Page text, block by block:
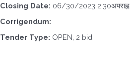
Closing Date: 06/30/2023 2:30अपराह्न
Corrigendum:
Tender Type: OPEN, 2 bid